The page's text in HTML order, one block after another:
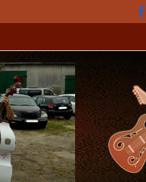
und der Hot Rod Szene